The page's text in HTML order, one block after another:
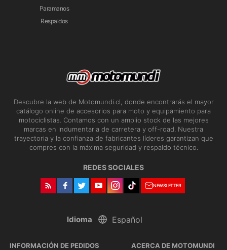
Paramanos
Respaldos
Descubre la web de Motomundi.cl, donde encontrarás el mayor
catálogo online de accesorios para moto y equipamiento para
motociclistas. Contamos con un amplio stock de las mejores
marcas en indumentaria de carretera y off-road. Nuestra
trayectoria y la confianza de fabricantes líderes garantizan que
compres con la máxima seguridad y respaldo técnico.
REDES SOCIALES
NEWSLETTER
Idioma
INFORMACIÓN DE PEDIDOS ACERCA DE MOTOMUNDI